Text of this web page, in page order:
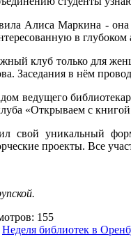
Алиса Маркина -
в
клуб только для
Заседания в нём
ведущего
«Открываем с
свой уникальный
проекты. Все
155
Неделя библиотек в